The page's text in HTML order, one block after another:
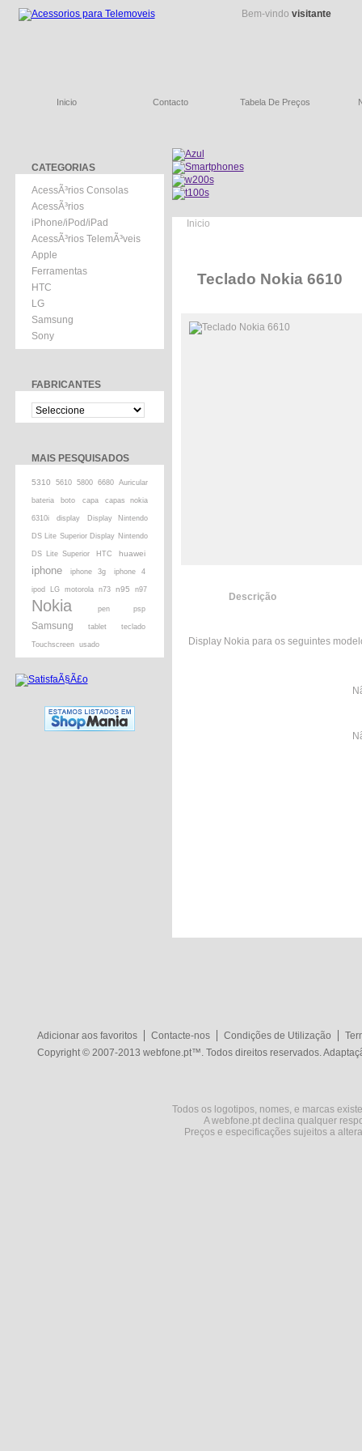
Bem-vindo visitante
Inicio Contacto Tabela De Preços
CATEGORIAS
AcessÃ³rios Consolas
AcessÃ³rios
iPhone/iPod/iPad
AcessÃ³rios TelemÃ³veis
Apple
Ferramentas
HTC
LG
Samsung
Sony
FABRICANTES
MAIS PESQUISADOS
5310 5610 5800 6680 Auricular
bateria boto capa capas nokia
6310i display Display Nintendo
DS Lite Superior Display Nintendo
DS Lite Superior HTC huawei
iphone iphone 3g iphone 4
ipod LG motorola n73 n95 n97
Nokia pen psp
Samsung tablet teclado
Touchscreen usado
Inicio
Teclado Nokia 6610
Descrição
Display Nokia para os seguintes
Adicionar aos favoritos Contacte-nos Condições de Utilização
Copyright © 2007-2013 webfone.pt™. Todos direitos reservados.
Todos os logotipos, nomes, e marcas
A webfone.pt declina qualquer
Preços e especificações sujeitos a